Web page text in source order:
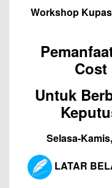
Workshop
Cost
Untuk
Selasa-
LATAR